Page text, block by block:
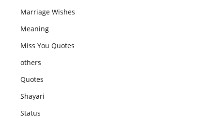
Marriage Wishes
Meaning
Miss You Quotes
others
Quotes
Shayari
Status